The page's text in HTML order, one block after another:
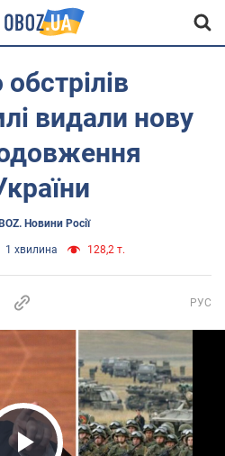
видали нову
Новини Росії
1 хвилина 128,2 т.
РУС